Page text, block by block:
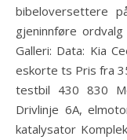
bibeloversettere
gjeninnføre
Galleri: Data: Kia
eskorte ts Pris fra
testbil 430 830
Drivlinje 6A,
katalysator